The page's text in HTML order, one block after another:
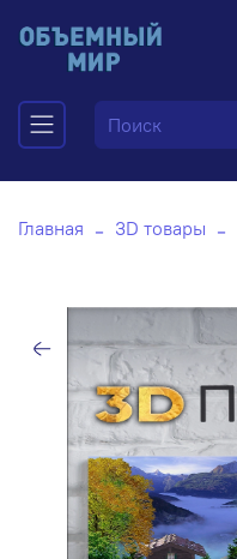
Главная 3D товары